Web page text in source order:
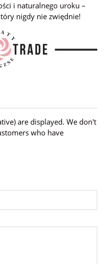
i naturalnego uroku –
nigdy nie zwiędnie!
are displayed. We don't
who have